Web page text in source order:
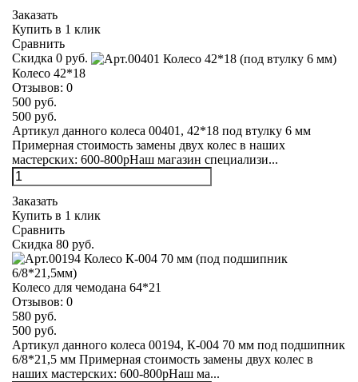
Заказать
Купить в 1 клик
Сравнить
Скидка 0 руб.
Колесо 42*18
Отзывов: 0
500 руб.
500 руб.
Артикул данного колеса 00401, 42*18 под втулку 6 мм
Примерная стоимость замены двух колес в наших
мастерских: 600-800рНаш магазин специализи...
Заказать
Купить в 1 клик
Сравнить
Скидка 80 руб.
Колесо для чемодана 64*21
Отзывов: 0
580 руб.
500 руб.
Артикул данного колеса 00194, К-004 70 мм под подшипник
6/8*21,5 мм Примерная стоимость замены двух колес в
наших мастерских: 600-800рНаш ма...